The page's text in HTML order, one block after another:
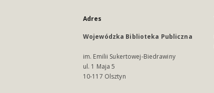
Adres
Wojewódzka Biblioteka Publiczna
im. Emilii Sukertowej-Biedrawiny
ul. 1 Maja 5
10-117 Olsztyn